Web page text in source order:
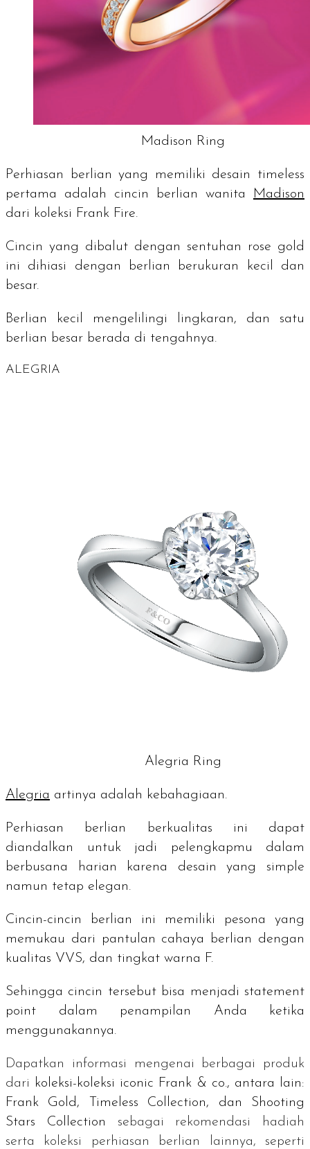
Madison Ring
Perhiasan berlian yang memiliki desain timeless
pertama adalah cincin berlian wanita
Madison
dari koleksi Frank Fire.
Cincin yang dibalut dengan sentuhan rose gold
ini dihiasi dengan berlian berukuran kecil dan
besar.
Berlian kecil mengelilingi lingkaran, dan satu
berlian besar berada di tengahnya.
ALEGRIA
Alegria Ring
Alegria artinya adalah kebahagiaan.
Perhiasan berlian berkualitas ini dapat
diandalkan untuk jadi pelengkapmu dalam
berbusana harian karena desain yang simple
namun tetap elegan.
Cincin-cincin berlian ini memiliki pesona yang
memukau dari pantulan cahaya berlian dengan
kualitas VVS, dan tingkat warna F.
Sehingga cincin tersebut bisa menjadi statement
point dalam penampilan Anda ketika
menggunakannya.
Dapatkan informasi mengenai berbagai produk
dari koleksi-koleksi iconic Frank & co., antara lain:
Frank Gold, Timeless Collection, dan Shooting
Stars Collection sebagai rekomendasi hadiah
serta koleksi perhiasan berlian lainnya, seperti